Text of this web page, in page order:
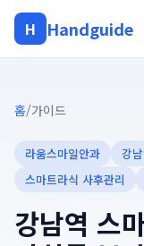
H Handguide
홈/가이드
라움스마일안과 강
스마트라식 사후관리
강남역 스